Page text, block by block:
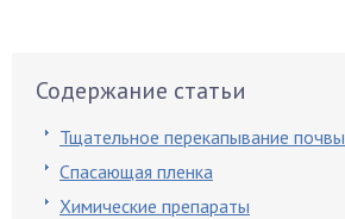
Содержание статьи
Тщательное перекапывание почвы
Спасающая пленка
Химические препараты